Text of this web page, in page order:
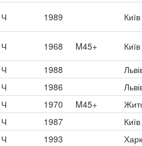
Ч 1989 Київ
Ч 1968 M45+
Київ
Ч 1988
Ч 1986
Ч 1970 M45+
Ч 1987
Київ
Ч 1993